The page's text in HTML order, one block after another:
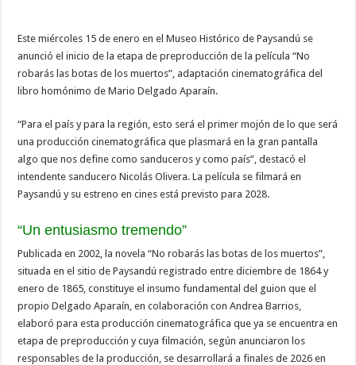
Este miércoles 15 de enero en el Museo Histórico de Paysandú se
anunció el inicio de la etapa de preproducción de la película “No
robarás las botas de los muertos”, adaptación cinematográfica del
libro homónimo de Mario Delgado Aparaín.
“Para el país y para la región, esto será el primer mojón de lo que será
una producción cinematográfica que plasmará en la gran pantalla
algo que nos define como sanduceros y como país”, destacó el
intendente sanducero Nicolás Olivera. La película se filmará en
Paysandú y su estreno en cines está previsto para 2028.
“Un entusiasmo tremendo”
Publicada en 2002, la novela “No robarás las botas de los muertos”,
situada en el sitio de Paysandú registrado entre diciembre de 1864 y
enero de 1865, constituye el insumo fundamental del guion que el
propio Delgado Aparaín, en colaboración con Andrea Barrios,
elaboró para esta producción cinematográfica que ya se encuentra en
etapa de preproducción y cuya filmación, según anunciaron los
responsables de la producción, se desarrollará a finales de 2026 en